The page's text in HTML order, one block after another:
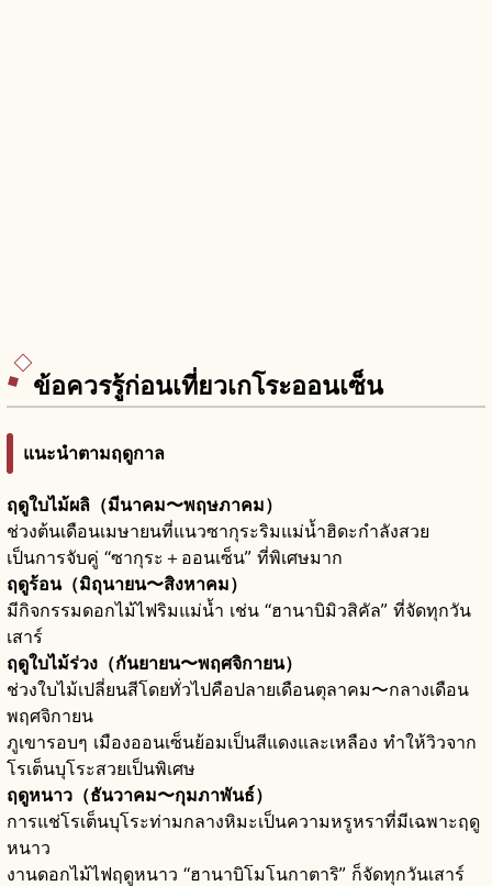
ข้อควรรู้ก่อนเที่ยวเกโระออนเซ็น
แนะนำตามฤดูกาล
ฤดูใบไม้ผลิ（มีนาคม〜พฤษภาคม）
ช่วงต้นเดือนเมษายนที่แนวซากุระริมแม่น้ำฮิดะกำลังสวย
เป็นการจับคู่ “ซากุระ＋ออนเซ็น” ที่พิเศษมาก
ฤดูร้อน（มิถุนายน〜สิงหาคม）
มีกิจกรรมดอกไม้ไฟริมแม่น้ำ เช่น “ฮานาบิมิวสิคัล” ที่จัดทุกวัน
เสาร์
ฤดูใบไม้ร่วง（กันยายน〜พฤศจิกายน）
ช่วงใบไม้เปลี่ยนสีโดยทั่วไปคือปลายเดือนตุลาคม〜กลางเดือน
พฤศจิกายน
ภูเขารอบๆ เมืองออนเซ็นย้อมเป็นสีแดงและเหลือง ทำให้วิวจาก
โรเต็นบุโระสวยเป็นพิเศษ
ฤดูหนาว（ธันวาคม〜กุมภาพันธ์）
การแช่โรเต็นบุโระท่ามกลางหิมะเป็นความหรูหราที่มีเฉพาะฤดู
หนาว
งานดอกไม้ไฟฤดูหนาว “ฮานาบิโมโนกาตาริ” ก็จัดทุกวันเสาร์